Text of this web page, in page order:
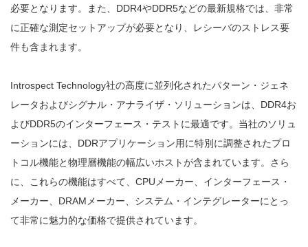
必要となります。また、DDR4やDDR5などの最新規格では、非常
に正確な測定セットアップが必要となり、レシーバのストレス要
件も含まれます。
Introspect Technology社の高度に並列化されたパターン・ジェネ
レータおよびシグナル・アナライザ・ソリューションは、DDR4お
よびDDR5のインターフェース・テストに最適です。当社のソリュ
ーションには、DDRアプリケーション用に特別に調整されたプロ
トコル機能と物理層機能の幅広いホストが含まれています。さら
に、これらの機能はすべて、CPUメーカー、インターフェース・
メーカー、DRAMメーカー、システム・インテグレーターにとっ
て非常に魅力的な価格で提供されています。